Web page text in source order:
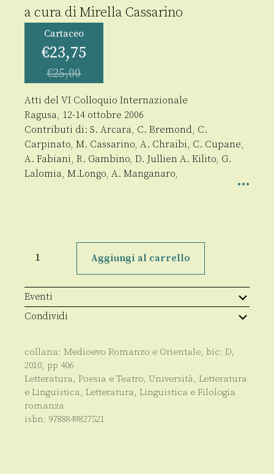
a cura diMirella Cassarino
Cartaceo
€23,75
€25,00
Atti del VI Colloquio Internazionale
Ragusa, 12-14 ottobre 2006
Contributi di: S. Arcara, C. Bremond, C.
Carpinato, M. Cassarino, A. Chraibi, C. Cupane,
A. Fabiani, R. Gambino, D. Jullien A. Kilito, G.
Lalomia, M.Longo, A. Manganaro,
romanzo
Sulle
orme
di
Shahrazàd:
una
notte»
fra
Oriente
e
Occidente
quantità
Aggiungi al carrello
Eventi
Condividi
collana: Medioevo Romanzo e Orientale, bic: D,
2010, pp 406
Letteratura, Poesia e Teatro, Università, Letteratura
e Linguistica, Letteratura, Linguistica e Filologia
romanza
isbn: 9788849827521